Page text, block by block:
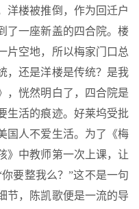
洋楼被推倒，作为回迁户
了一座新盖的四合院。楼
片空地，所以梅家门口总
，还是洋楼是传统？是我
，恍然明白了，四合院是
生活的痕迹。好莱坞受批
国人不爱生活。为了《梅
》中教师第一次上课，让
要整我么？”这不是一句
节，陈凯歌便是一流的导